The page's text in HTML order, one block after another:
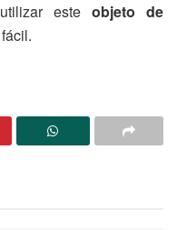
esteobjeto de